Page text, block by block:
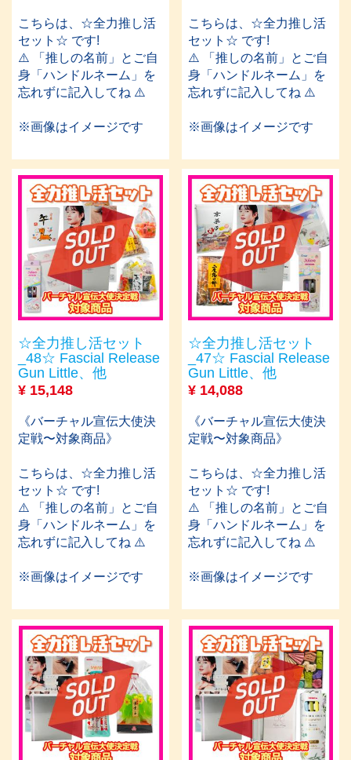
こちらは、☆全力推し活
セット☆ です!
⚠️ 「推しの名前」とご自
身「ハンドルネーム」を
忘れずに記入してね ⚠️
※画像はイメージです
こちらは、☆全力推し活
セット☆ です!
⚠️ 「推しの名前」とご自
身「ハンドルネーム」を
忘れずに記入してね ⚠️
※画像はイメージです
☆全力推し活セット
_48☆ Fascial Release
Gun Little、他
¥ 15,148
《バーチャル宣伝大使決
定戦〜対象商品》
こちらは、☆全力推し活
セット☆ です!
⚠️ 「推しの名前」とご自
身「ハンドルネーム」を
忘れずに記入してね ⚠️
※画像はイメージです
☆全力推し活セット
_47☆ Fascial Release
Gun Little、他
¥ 14,088
《バーチャル宣伝大使決
定戦〜対象商品》
こちらは、☆全力推し活
セット☆ です!
⚠️ 「推しの名前」とご自
身「ハンドルネーム」を
忘れずに記入してね ⚠️
※画像はイメージです